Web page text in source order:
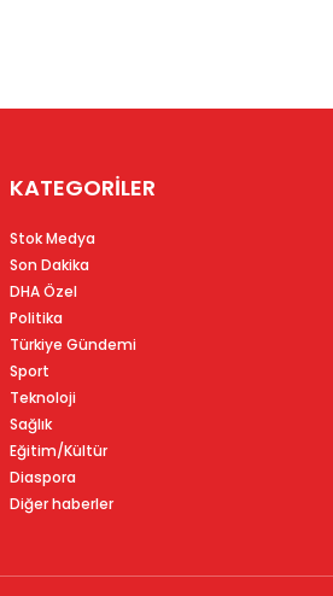
KATEGORİLER
Stok Medya
Son Dakika
DHA Özel
Politika
Türkiye Gündemi
Sport
Teknoloji
Sağlık
Eğitim/Kültür
Diaspora
Diğer haberler